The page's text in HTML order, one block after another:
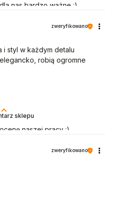
nas bardzo ważne :)
zdjęciem jak się
sklepu
naszej pracy :)
zdjęciem jak się
zweryfikowano
i styl w każdym detalu
robią ogromne
zweryfikowano